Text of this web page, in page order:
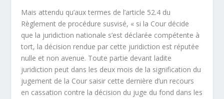
Mais attendu qu’aux termes de l’article 52.4 du
Règlement de procédure susvisé, « si la Cour décide
que la juridiction nationale s’est déclarée compétente à
tort, la décision rendue par cette juridiction est réputée
nulle et non avenue. Toute partie devant ladite
juridiction peut dans les deux mois de la signification du
jugement de la Cour saisir cette dernière d’un recours
en cassation contre la décision du juge du fond dans les